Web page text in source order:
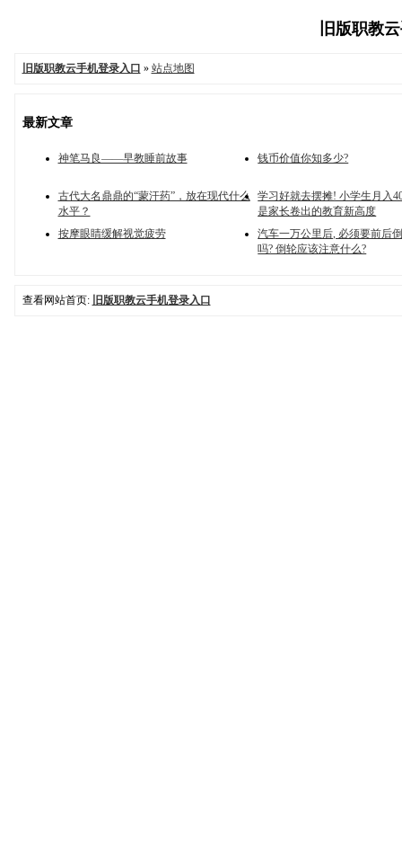
旧版职教
旧版职教云手机登录入口 » 站点地图
最新文章
神笔马良——早教睡前故事 钱币价值你知多少?
古代大名鼎鼎的“蒙汗药”，放在现代什么
水平？
学习好就去摆摊! 小学生月入
是家长卷出的教育新高度
按摩眼睛缓解视觉疲劳
汽车一万公里后, 必须要前后
吗? 倒轮应该注意什么?
查看网站首页: 旧版职教云手机登录入口